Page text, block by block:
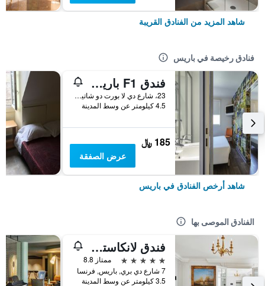
شاهد المزيد من الفنادق القريبة
فنادق رخيصة في باريس
فندق F1 باريس بورت دو شاتيلون
23، شارع دي لا بورت دو شاتيلون, باريس, فرنسا
4.5 كيلومتر عن وسط المدينة
185 ﷼
عرض الصفقة
شاهد أرخص الفنادق في باريس
الفنادق الموصى بها
فندق لانكاستر باريس شانزليزيه
5 نجوم
ممتاز 8.8
7 شارع دي بري, باريس, فرنسا
3.5 كيلومتر عن وسط المدينة